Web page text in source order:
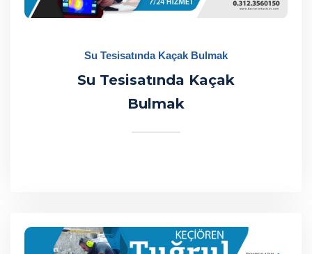
Su Tesisatında Kaçak Bulmak
Su Tesisatında Kaçak
Bulmak